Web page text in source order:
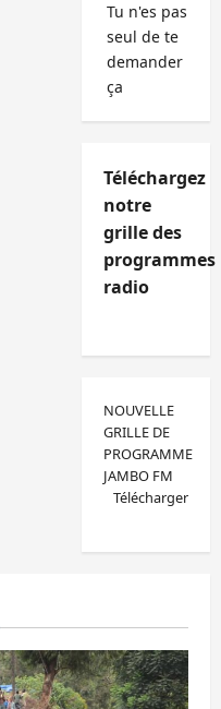
Tu n'es pas
seul de te
demander
ça
Téléchargez
notre
grille des
programmes
radio
NOUVELLE
GRILLE DE
PROGRAMME
JAMBO FM
Télécharger